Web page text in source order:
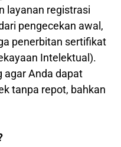
layanan registrasi
pengecekan awal,
penerbitan sertifikat
Intelektual).
agar Anda dapat
tanpa repot, bahkan